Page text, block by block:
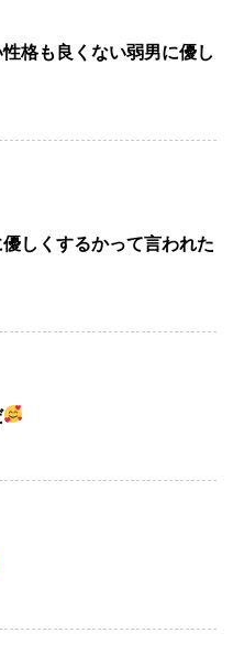
格も良くない弱男に優し
しくするかって言われた